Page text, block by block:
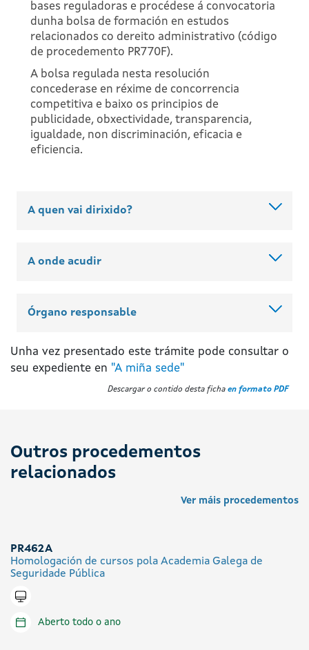
bases reguladoras e procédese á convocatoria
dunha bolsa de formación en estudos
relacionados co dereito administrativo (código
de procedemento PR770F).
A bolsa regulada nesta resolución
concederase en réxime de concorrencia
competitiva e baixo os principios de
publicidade, obxectividade, transparencia,
igualdade, non discriminación, eficacia e
eficiencia.
A quen vai dirixido?
A onde acudir
Órgano responsable
Unha vez presentado este trámite pode consultar o
seu expediente en "A miña sede"
Descargar o contido desta ficha en formato PDF
Outros procedementos
relacionados
Ver máis procedementos
PR462A
Homologación de cursos pola Academia Galega de
Seguridade Pública
Tramitar en liña
Aberto todo o ano